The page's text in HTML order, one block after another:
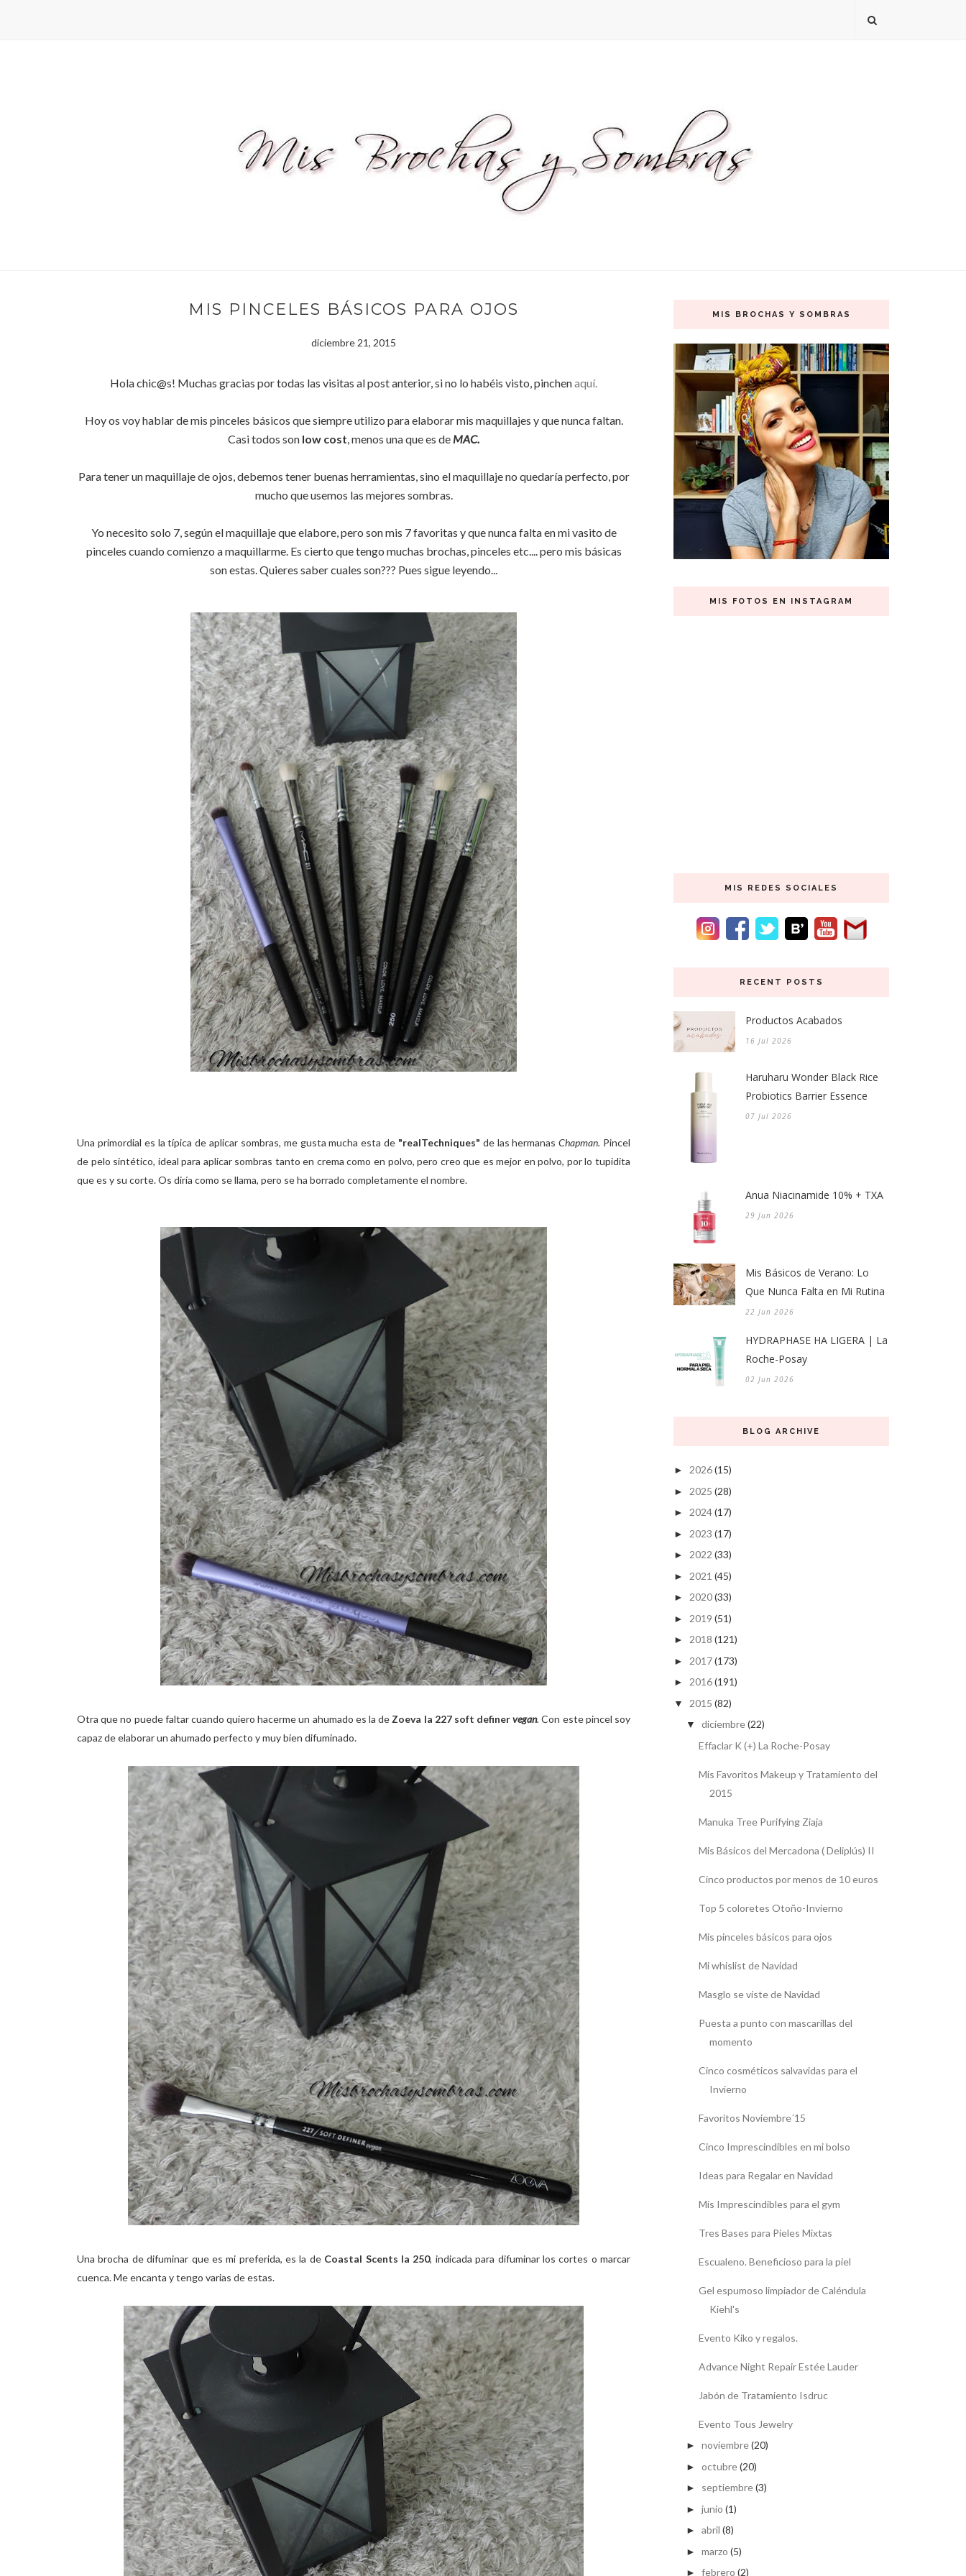
MIS PINCELES BÁSICOS PARA OJOS
diciembre 21, 2015
Hola chic@s! Muchas gracias por todas las visitas al post anterior, si no lo habéis visto, pinchenaquí.
Hoy os voy hablar de mis pinceles básicos que siempre utilizo para elaborar mis maquillajes y que nunca faltan.
Casi todos son low cost, menos una que es de MAC.
Para tener un maquillaje de ojos, debemos tener buenas herramientas, sino el maquillaje no quedaría perfecto, por
mucho que usemos las mejores sombras.
Yo necesito solo 7, según el maquillaje que elabore, pero son mis 7 favoritas y que nunca falta en mi vasito de
pinceles cuando comienzo a maquillarme. Es cierto que tengo muchas brochas, pinceles etc.... pero mis básicas
son estas. Quieres saber cuales son??? Pues sigue leyendo...
Una primordial es la típica de aplicar sombras, me gusta mucha esta de "realTechniques" de las hermanasChapman. Pincel
de pelo sintético, ideal para aplicar sombras tanto en crema como en polvo, pero creo que es mejor en polvo, por lo tupidita
que es y su corte. Os diría como se llama, pero se ha borrado completamente el nombre.
Otra que no puede faltar cuando quiero hacerme un ahumado es la de Zoeva la 227 soft definervegan.Con este pincel soy
capaz de elaborar un ahumado perfecto y muy bien difuminado.
Una brocha de difuminar que es mi preferida, es la de Coastal Scents la 250, indicada para difuminar los cortes o marcar
cuenca. Me encanta y tengo varias de estas.
MIS BROCHAS Y SOMBRAS
MIS FOTOS EN INSTAGRAM
MIS REDES SOCIALES
RECENT POSTS
Productos Acabados
16 Jul 2026
Haruharu Wonder Black Rice
Probiotics Barrier Essence
07 Jul 2026
Anua Niacinamide 10% + TXA
29 Jun 2026
Mis Básicos de Verano: Lo
Que Nunca Falta en Mi Rutina
22 Jun 2026
HYDRAPHASE HA LIGERA | La
Roche-Posay
02 Jun 2026
BLOG ARCHIVE
► 2026(15)
► 2025 (28)
► 2024(17)
► 2023 (17)
► 2022 (33)
► 2021 (45)
► 2020(33)
► 2019 (51)
► 2018 (121)
► 2017(173)
► 2016(191)
▼ 2015 (82)
▼ diciembre(22)
Effaclar K (+) La Roche-Posay
Mis Favoritos Makeup y Tratamiento del
2015
Manuka Tree Purifying Ziaja
Mis Básicos del Mercadona ( Deliplús) II
Cinco productos por menos de 10 euros
Top 5 coloretes Otoño-Invierno
Mis pinceles básicos para ojos
Mi whislist de Navidad
Masglo se viste de Navidad
Puesta a punto con mascarillas del
momento
Cinco cosméticos salvavidas para el
Invierno
Favoritos Noviembre´15
Cinco Imprescindibles en mi bolso
Ideas para Regalar en Navidad
Mis Imprescindibles para el gym
Tres Bases para Pieles Mixtas
Escualeno. Beneficioso para la piel
Gel espumoso limpiador de Caléndula
Kiehl's
Evento Kiko y regalos.
Advance Night Repair Estée Lauder
Jabón de Tratamiento Isdruc
Evento Tous Jewelry
► noviembre(20)
► octubre(20)
► septiembre(3)
► junio (1)
► abril (8)
► marzo (5)
► febrero (2)